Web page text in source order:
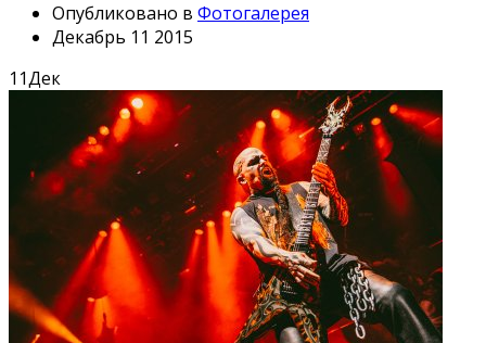
Опубликовано в Фотогалерея
Декабрь 11 2015
11Дек